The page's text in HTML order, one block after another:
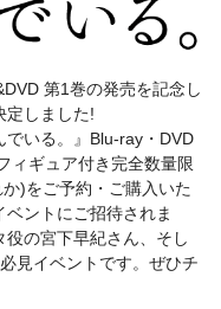
第1巻の発売を記念し
定しました!
でいる。』Blu-ray・DVD
ィギュア付き完全数量限
)をご予約・ご購入いた
ントにご招待されま
の宮下早紀さん、そし
見イベントです。ぜひチ